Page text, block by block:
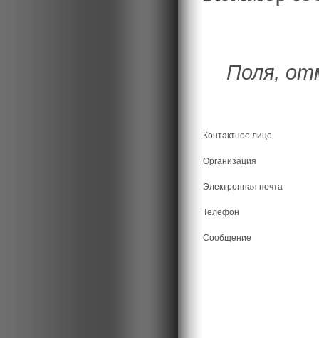
Поля,
Контактное лицо
Организация
Электронная почта
Телефон
Сообщение